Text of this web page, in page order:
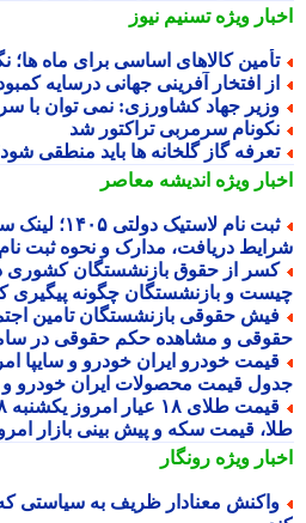
ویژهتسنیم نیوز
کالاهای اساسی برای ماه ها؛
افتخار آفرینی جهانی درسایه کمبود
جهاد کشاورزی: نمی توان با
سرمربی تراکتور شد
گاز گلخانه ها باید منطقی شود؛
ویژهاندیشه معاصر
ثبت نام لاستیک
دریافت، مدارک و نحوه ثبت نام
و بازنشستگان چگونه پیگیری
حقوقی بازنشستگان تامین
و مشاهده حکم حقوقی در سامانه
قیمت محصولات ایران خودرو و
قیمت سکه و پیش بینی بازار امروز
ویژهرونگار
معنادار ظریف به سیاستی که